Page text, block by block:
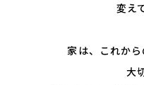
変え
家は、これか
⼤